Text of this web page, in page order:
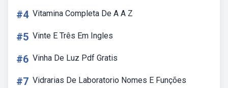
#4 Vitamina Completa De A A Z
#5 Vinte E Três Em Ingles
#6 Vinha De Luz Pdf Gratis
#7 Vidrarias De Laboratorio Nomes E Funções